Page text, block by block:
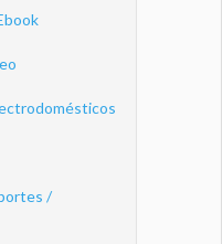
/